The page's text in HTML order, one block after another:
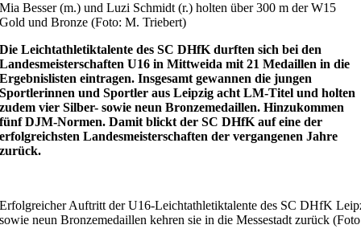
Mia Besser (m.) und Luzi Schmidt (r.) holten über 300 m der W15
Gold und Bronze (Foto: M. Triebert)
Die Leichtathletiktalente des SC DHfK durften sich bei den
Landesmeisterschaften U16 in Mittweida mit 21 Medaillen in die
Ergebnislisten eintragen. Insgesamt gewannen die jungen
Sportlerinnen und Sportler aus Leipzig acht LM-Titel und holten
zudem vier Silber- sowie neun Bronzemedaillen. Hinzukommen
fünf DJM-Normen. Damit blickt der SC DHfK auf eine der
erfolgreichsten Landesmeisterschaften der vergangenen Jahre
zurück.
Erfolgreicher Auftritt der U16-Leichtathletiktalente des SC DHfK
sowie neun Bronzemedaillen kehren sie in die Messestadt zurück